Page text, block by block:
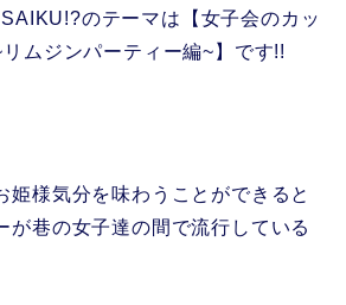
のテーマは【女子会のカッ
ムジンパーティー編~】です!!
姫様気分を味わうことができると
が巷の女子達の間で流行している